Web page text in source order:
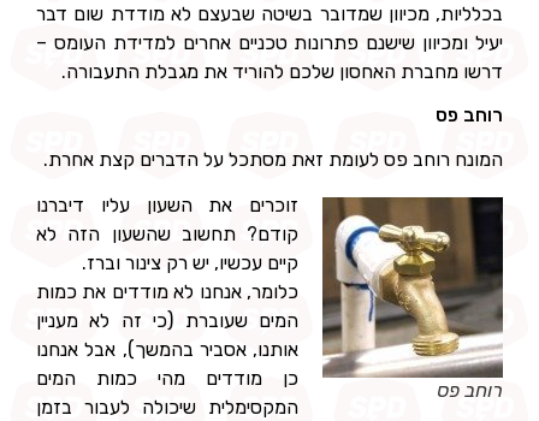
בכלליות, מכיוון שמדובר בשיטה שבעצם לא מודדת שום דבר
יעיל ומכיוון שישנם פתרונות טכניים אחרים למדידת העומס –
דרשו מחברת האחסון שלכם להוריד את מגבלת התעבורה.
רוחב פס
המונח רוחב פס לעומת זאת מסתכל על הדברים קצת אחרת.
רוחב פס
זוכרים את השעון עליו דיברנו
קודם? תחשוב שהשעון הזה לא
קיים עכשיו, יש רק צינור וברז.
כלומר, אנחנו לא מודדים את כמות
המים שעוברת (כי זה לא מעניין
אותנו, אסביר בהמשך), אבל אנחנו
כן מודדים מהי כמות המים
המקסימלית שיכולה לעבור בזמן